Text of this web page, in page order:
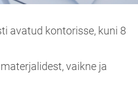
avatud kontorisse, kuni 8
vaikne ja